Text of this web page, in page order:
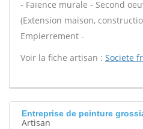
- Faïence murale - Second
(Extension maison,
Empierrement -
Voir la fiche artisan : Societe
Entreprise de peinture
Artisan